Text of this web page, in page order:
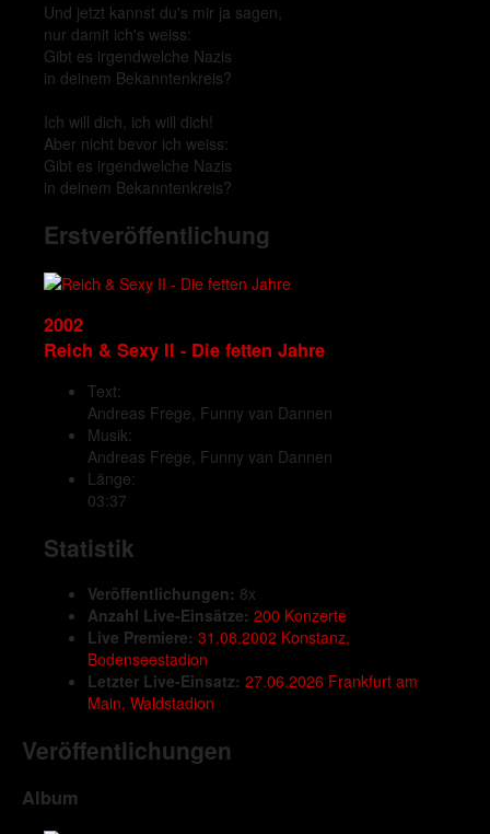
Und jetzt kannst du's mir ja sagen,
nur damit ich's weiss:
Gibt es irgendwelche Nazis
in deinem Bekanntenkreis?
Ich will dich, ich will dich!
Aber nicht bevor ich weiss:
Gibt es irgendwelche Nazis
in deinem Bekanntenkreis?
Erstveröffentlichung
2002
Reich & Sexy II - Die fetten Jahre
Text:
Andreas Frege, Funny van Dannen
Musik:
Andreas Frege, Funny van Dannen
Länge:
03:37
Statistik
Veröffentlichungen: 8x
Anzahl Live-Einsätze: 200 Konzerte
Live Premiere: 31.08.2002 Konstanz,
Bodenseestadion
Letzter Live-Einsatz: 27.06.2026 Frankfurt am
Main, Waldstadion
Veröffentlichungen
Album